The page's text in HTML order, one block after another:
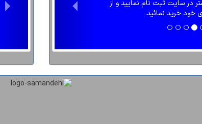
در سایت ثبت نام نمایید و از
خود خرید نمائید.